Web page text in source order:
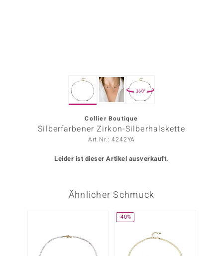
360°
Collier Boutique
Silberfarbener Zirkon-Silberhalskette
Art.Nr.: 4242YA
Leider ist dieser Artikel ausverkauft.
Ähnlicher Schmuck
-40%